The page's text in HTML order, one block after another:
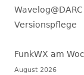
Versionspflege
FunkWX am
August 2026